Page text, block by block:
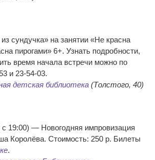
сундучка» на занятии «Не красна
пирогами» 6+. Узнать подробности,
время начала встречи можно по
и 23-54-03.
детская библиотека (Толстого, 40)
с 19:00) — Новогодняя импровизация
Королёва. Стоимость: 250 р. Билеты
.